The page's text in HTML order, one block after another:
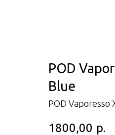
POD
Blue
POD Vaporesso
1800,00 р.